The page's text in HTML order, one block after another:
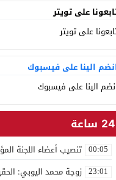
على تويتر
على تويتر
الينا على فيسبوك
الينا على فيسبوك
24 ساعة
00:05 تنصيب أعضاء اللجنة
23:01 زوجة محمد اليوبي: